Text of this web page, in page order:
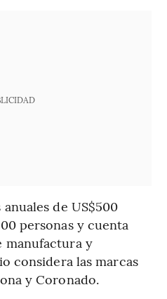
de US$500
personas y cuenta
manufactura y
considera las marcas
y Coronado.